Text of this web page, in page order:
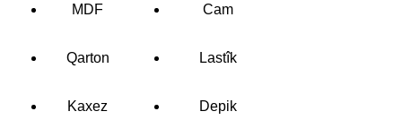
MDF Cam
Qarton Lastîk
Kaxez Depik